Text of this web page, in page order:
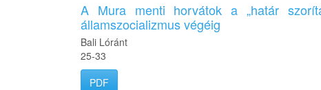
A Mura menti horvátok a „határ
államszocializmus végéig
Bali Lóránt
25-33
PDF